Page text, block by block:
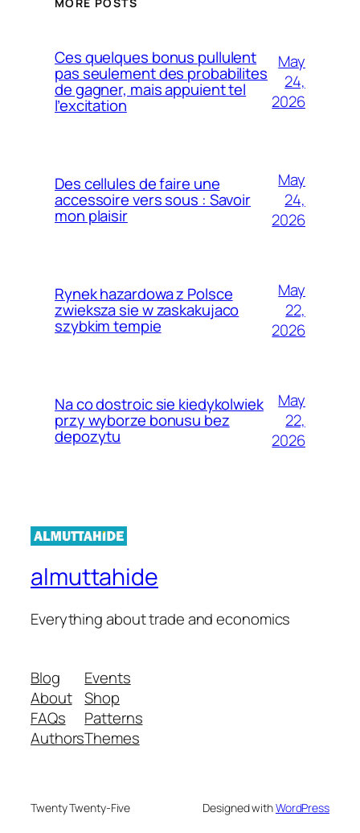
MORE POSTS
Ces quelques bonus pullulent
pas seulement des probabilites
de gagner, mais appuient tel
l’excitation
May
24,
2026
Des cellules de faire une
accessoire vers sous : Savoir
mon plaisir
May
24,
2026
Rynek hazardowa z Polsce
zwieksza sie w zaskakujaco
szybkim tempie
May
22,
2026
Na co dostroic sie kiedykolwiek
przy wyborze bonusu bez
depozytu
May
22,
2026
almuttahide
Everything about trade and economics
Blog
About
FAQs
Authors
Events
Shop
Patterns
Themes
Twenty Twenty-Five Designed withWordPress